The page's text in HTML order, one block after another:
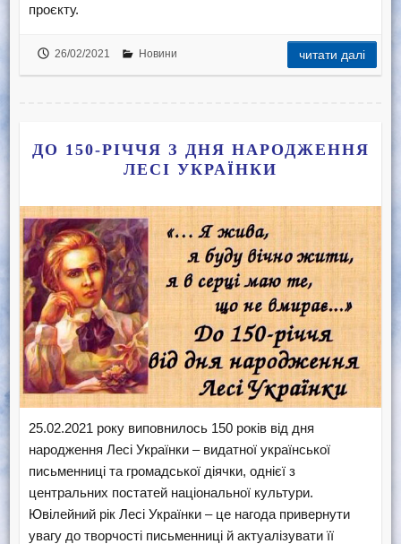
проєкту.
26/02/2021 Новини читати далі
ДО 150-РІЧЧЯ З ДНЯ НАРОДЖЕННЯ
ЛЕСІ УКРАЇНКИ
25.02.2021 року виповнилось 150 років від дня
народження Лесі Українки – видатної української
письменниці та громадської діячки, однієї з
центральних постатей національної культури.
Ювілейний рік Лесі Українки – це нагода привернути
увагу до творчості письменниці й актуалізувати її